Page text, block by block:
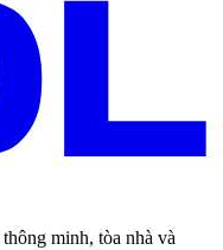
minh, tòa nhà và